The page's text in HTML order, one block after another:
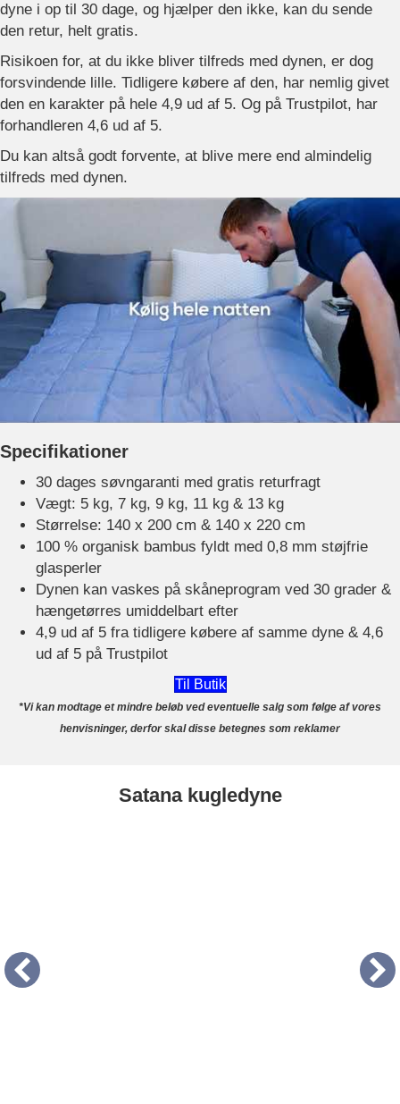
dyne i op til 30 dage, og hjælper den ikke, kan du sende
den retur, helt gratis.
Risikoen for, at du ikke bliver tilfreds med dynen, er dog
forsvindende lille. Tidligere købere af den, har nemlig givet
den en karakter på hele 4,9 ud af 5. Og på Trustpilot, har
forhandleren 4,6 ud af 5.
Du kan altså godt forvente, at blive mere end almindelig
tilfreds med dynen.
Specifikationer
30 dages søvngaranti med gratis returfragt
Vægt: 5 kg, 7 kg, 9 kg, 11 kg & 13 kg
Størrelse: 140 x 200 cm & 140 x 220 cm
100 % organisk bambus fyldt med 0,8 mm støjfrie
glasperler
Dynen kan vaskes på skåneprogram ved 30 grader &
hængetørres umiddelbart efter
4,9 ud af 5 fra tidligere købere af samme dyne & 4,6
ud af 5 på Trustpilot
Til Butik
*Vi kan modtage et mindre beløb ved eventuelle salg som følge af vores
henvisninger, derfor skal disse betegnes som reklamer
Satana kugledyne